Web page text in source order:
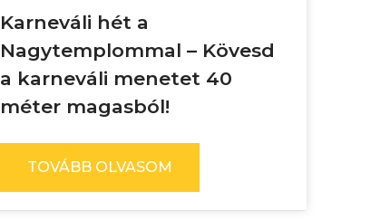
Karneváli hét a
Nagytemplommal – Kövesd
a karneváli menetet 40
méter magasból!
TOVÁBB OLVASOM